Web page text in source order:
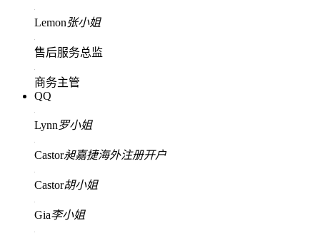
Lemon张小姐
售后服务总监
商务主管
QQ
Lynn罗小姐
Castor昶嘉捷海外注册开户
Castor胡小姐
Gia李小姐